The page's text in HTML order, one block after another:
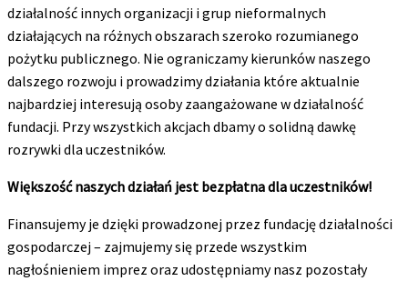
działalność innych organizacji i grup nieformalnych
działających na różnych obszarach szeroko rozumianego
pożytku publicznego. Nie ograniczamy kierunków naszego
dalszego rozwoju i prowadzimy działania które aktualnie
najbardziej interesują osoby zaangażowane w działalność
fundacji. Przy wszystkich akcjach dbamy o solidną dawkę
rozrywki dla uczestników.
Większość naszych działań jest bezpłatna dla uczestników!
Finansujemy je dzięki prowadzonej przez fundację działalności
gospodarczej – zajmujemy się przede wszystkim
nagłośnieniem imprez oraz udostępniamy nasz pozostały